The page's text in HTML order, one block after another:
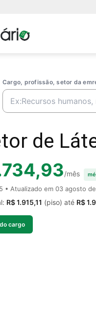
Portal
Cargo, profissão, setor da
de
/mês
• Atualizado em 03 agosto
R$ 1.915,11 (piso) até R$
cargo